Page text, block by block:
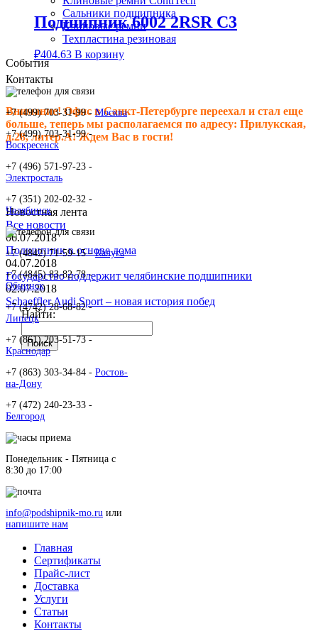
Сальники подшипника
Клиновые ремни
Техпластина резиновая
События
Внимание! Офис в Санкт-Петербурге переехал и стал еще
больше, теперь мы располагаемся по адресу: Прилукская,
д.28, литер.А! Ждем Вас в гости!
Новостная лента
Все новости
06.07.2018
Подшипник в основе дома
04.07.2018
Государство поддержит челябинские подшипники
02.07.2018
Schaeffler Audi Sport – новая история побед
Найти:
Подшипник 6002 2RSR C3
₽404.63 В корзину
Контакты
+7 (499) 703-31-99 -Москва
+7 (499) 703-31-99 -
Воскресенск
+7 (496) 571-97-23 -
Электросталь
+7 (351) 202-02-32 -
Челябинск
+7 (4842) 71-59-15 -Калуга
+7 (4845) 83-82-78 -
Обнинск
+7 (4742) 28-68-82 -
Липецк
+7 (861) 203-51-73 -
Краснодар
+7 (863) 303-34-84 - Ростов-
на-Дону
+7 (472) 240-23-33 -
Белгород
Понедельник - Пятница c
8:30 до 17:00
info@podshipnik-mo.ru или
напишите нам
Главная
Сертификаты
Прайс-лист
Доставка
Услуги
Статьи
Контакты